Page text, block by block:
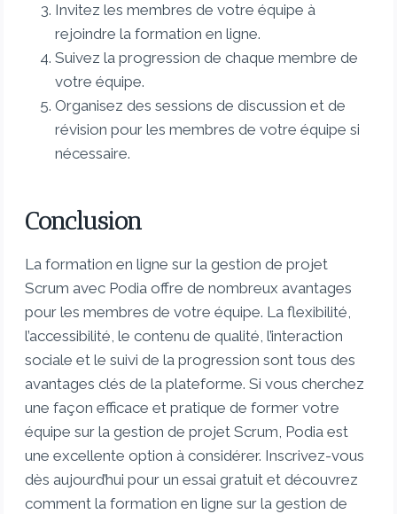
Invitez les membres de votre équipe à
rejoindre la formation en ligne.
Suivez la progression de chaque membre de
votre équipe.
Organisez des sessions de discussion et de
révision pour les membres de votre équipe si
nécessaire.
Conclusion
La formation en ligne sur la gestion de projet
Scrum avec Podia offre de nombreux avantages
pour les membres de votre équipe. La flexibilité,
l’accessibilité, le contenu de qualité, l’interaction
sociale et le suivi de la progression sont tous des
avantages clés de la plateforme. Si vous cherchez
une façon efficace et pratique de former votre
équipe sur la gestion de projet Scrum, Podia est
une excellente option à considérer. Inscrivez-vous
dès aujourd’hui pour un essai gratuit et découvrez
comment la formation en ligne sur la gestion de